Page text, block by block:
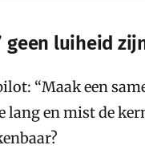
geen luiheid
“Maak een
lang en mist de